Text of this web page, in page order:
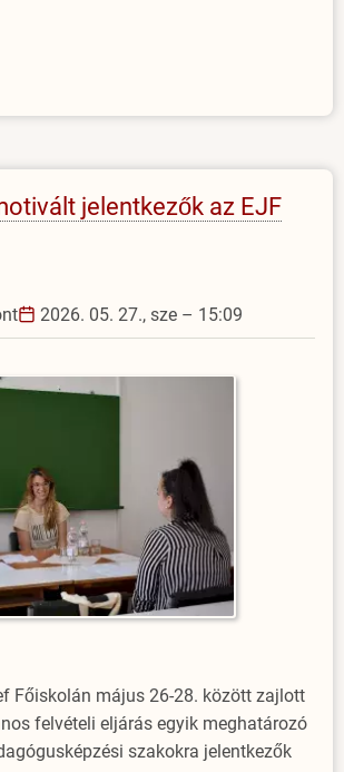
jelentkezők az EJF
2026. 05. 27., sze – 15:09
Főiskolán május 26-28. között zajlott
felvételi eljárás egyik meghatározó
szakokra jelentkezők